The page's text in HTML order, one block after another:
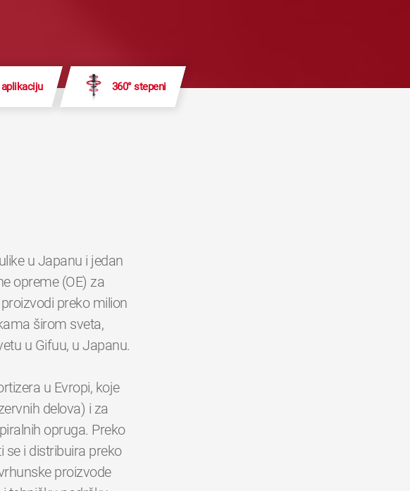
360° stepeni
u Japanu i jedan
opreme (OE) za
preko milion
širom sveta,
u Gifuu, u Japanu.
u Evropi, koje
delova) i za
opruga. Preko
i distribuira preko
proizvode
00